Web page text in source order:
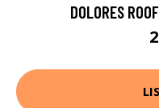
DOLORES